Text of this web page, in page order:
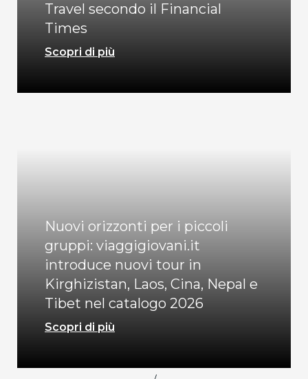
Travel secondo il Financial
Times
Scopri di più
Nuovi orizzonti per i piccoli
gruppi: viaggigiovani.it
introduce nuovi tour in
Kirghizistan, Laos, Cina, Nepal e
Tibet nel catalogo 2026
Scopri di più